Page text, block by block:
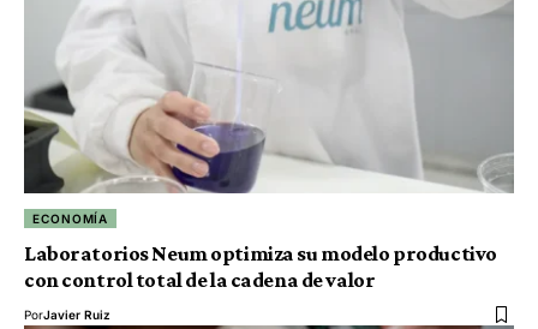
ECONOMÍA
Laboratorios Neum optimiza su modelo productivo
con control total de la cadena de valor
PorJavier Ruiz